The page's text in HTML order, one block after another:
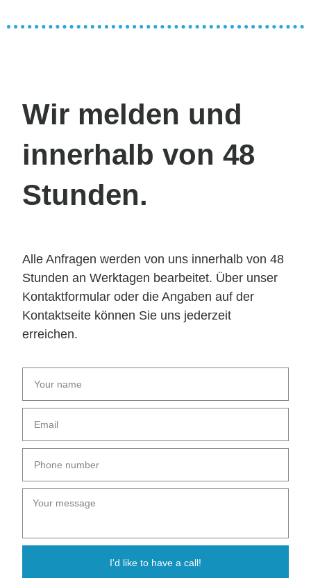
Wir melden und
innerhalb von 48
Stunden.
Alle Anfragen werden von uns innerhalb von 48
Stunden an Werktagen bearbeitet. Über unser
Kontaktformular oder die Angaben auf der
Kontaktseite können Sie uns jederzeit
erreichen.
I'd like to have a call!